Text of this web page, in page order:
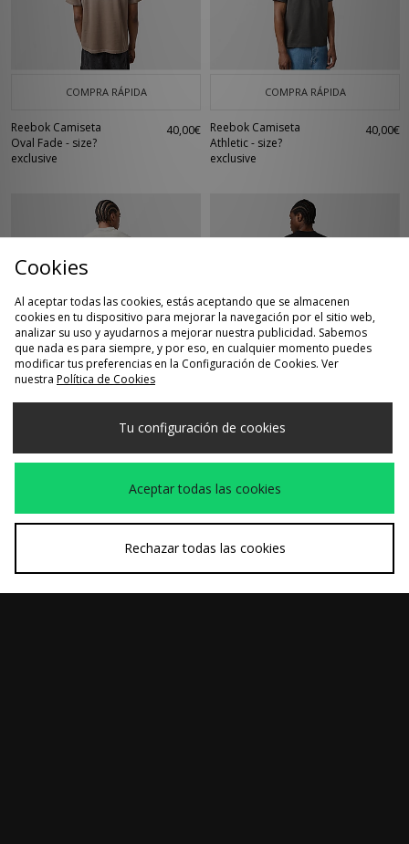
COMPRA RÁPIDA
Reebok Camiseta
Oval Fade - size?
exclusive
40,00€
COMPRA RÁPIDA
Reebok Camiseta
Athletic - size?
exclusive
40,00€
COMPRA RÁPIDA
50,00€
COMPRA RÁPIDA
50,00€
Cookies
Al aceptar todas las cookies, estás aceptando que se almacenen
cookies en tu dispositivo para mejorar la navegación por el sitio web,
analizar su uso y ayudarnos a mejorar nuestra publicidad. Sabemos
que nada es para siempre, y por eso, en cualquier momento puedes
modificar tus preferencias en la Configuración de Cookies. Ver
nuestra Política de Cookies
Tu configuración de cookies
Aceptar todas las cookies
Rechazar todas las cookies